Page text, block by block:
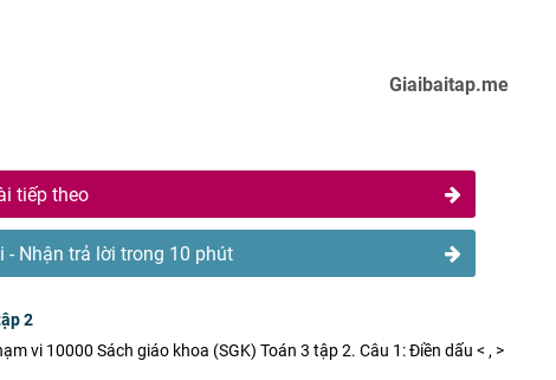
Giaibaitap.me
tiếp theo
- Nhận trả lời trong 10 phút
2
vi 10000 Sách giáo khoa (SGK) Toán 3 tập 2. Câu 1: Điền dấu < , >